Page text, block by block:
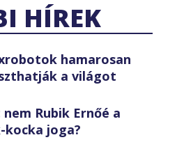
HÍREK
hamarosan
a világot
Rubik Ernőé a
kocka joga?